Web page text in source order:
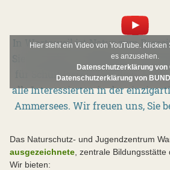
Hier steht ein Video von YouTube.
es anzusehen.
Datenschutzerklärung von
Datenschutzerklärung von
In Wartaweil ist Natur zum
Sie unser bunt gemischtes
für Schulklassen, Familien,
alle Interessierten in der
Ammersees. Wir freuen uns, Sie
Das Naturschutz- und Jugendzentrum
ausgezeichnete , zentrale
Wir bieten: